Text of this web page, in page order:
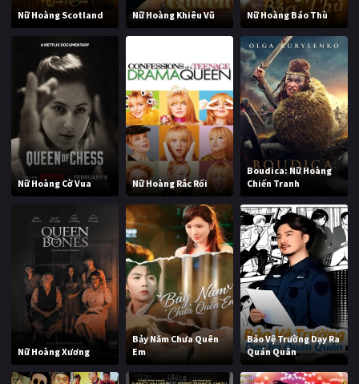
Nữ Hoàng Scotland Nữ Hoàng Khiêu Vũ Nữ Hoàng Báo Thù
Nữ Hoàng Cờ Vua Nữ Hoàng Rắc Rối
Boudica: Nữ Hoàng
Chiến Tranh
Nữ Hoàng Xương
Bảy Năm Chưa Quên
Em
Bảo Vệ Trường Dạy Ra
Quán Quân